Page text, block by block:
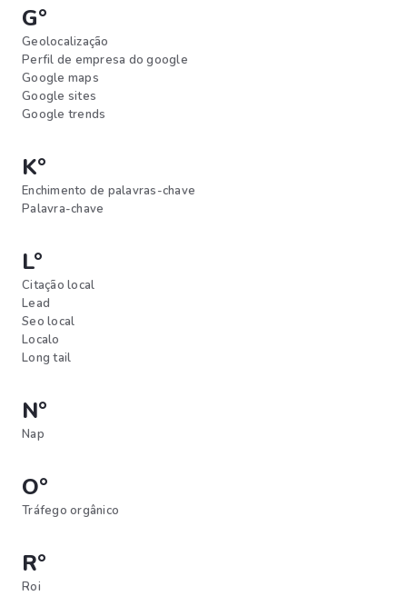
G°
Geolocalização
Perfil de empresa do google
Google maps
Google sites
Google trends
K°
Enchimento de palavras-chave
Palavra-chave
L°
Citação local
Lead
Seo local
Localo
Long tail
N°
Nap
O°
Tráfego orgânico
R°
Roi